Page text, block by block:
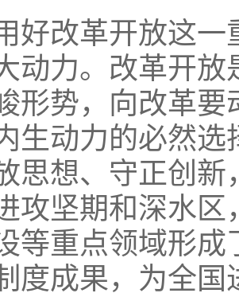
好改革开放这
动力。改革开放
形势，向改革
生动力的必然
思想、守正创
攻坚期和深水
等重点领域形
度成果，为全